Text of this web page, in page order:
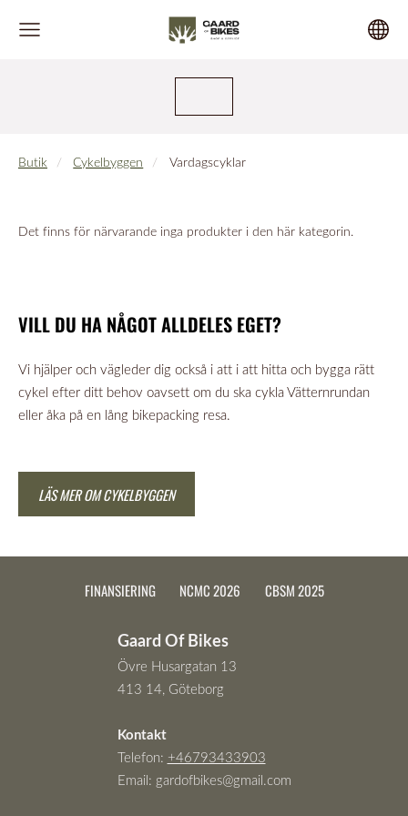
VILL DU HA NÅGOT ALLDELES EGET?
Vi hjälper och vägleder dig också i att i att hitta och bygga rätt
cykel efter ditt behov oavsett om du ska cykla Vätternrundan
eller åka på en lång bikepacking resa.
LÄS MER OM CYKELBYGGEN
Butik Cykelbyggen Vardagscyklar
Det finns för närvarande inga produkter i den här kategorin.
FINANSIERING NCMC 2026 CBSM 2025
Gaard Of Bikes
Övre Husargatan 13
413 14, Göteborg
Kontakt
Telefon: +46793433903
Email: gardofbikes@gmail.com